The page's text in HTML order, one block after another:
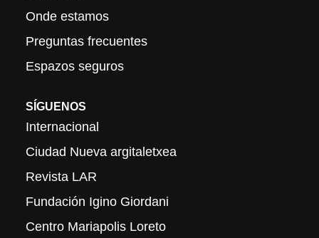
Onde estamos
Preguntas frecuentes
Espazos seguros
SÍGUENOS
Internacional
Ciudad Nueva argitaletxea
Revista LAR
Fundación Igino Giordani
Centro Mariapolis Loreto